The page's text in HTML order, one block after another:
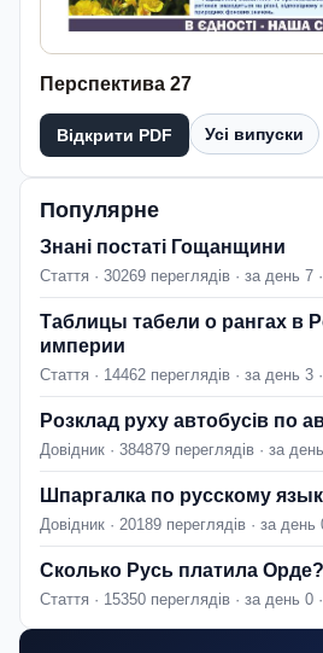
Перспектива 27
Відкрити PDF Усі випуски
Популярне
Знані постаті Гощанщини
Стаття · 30269 переглядів · за день 7
Таблицы табели о рангах в
империи
Стаття · 14462 переглядів · за день 3
Розклад руху автобусів по
Довідник · 384879 переглядів · за
Шпаргалка по русскому
Довідник · 20189 переглядів · за день
Сколько Русь платила Орде?
Стаття · 15350 переглядів · за день 0